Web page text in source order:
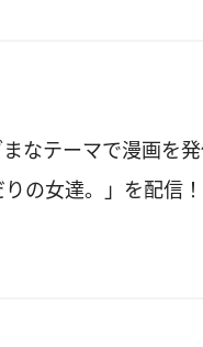
なテーマで漫画を
の女達。」を配信！